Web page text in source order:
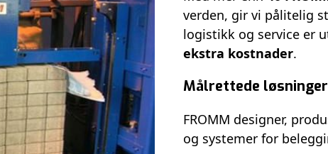
verden, gir vi pålitelig
logistikk og service er
ekstra kostnader.
Målrettede
FROMM designer,
og systemer for